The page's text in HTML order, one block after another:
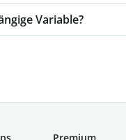
Variable?